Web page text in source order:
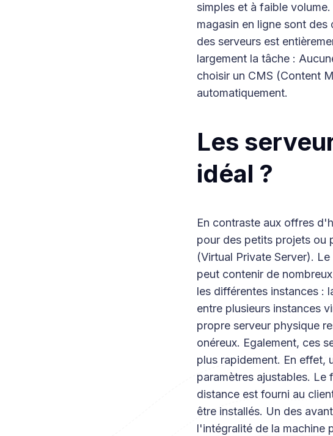
simples et à faible
magasin en ligne sont
des serveurs est
largement la tâche :
choisir un CMS (Content
automatiquement.
Les
idéal ?
En contraste aux offres
pour des petits projets ou
(Virtual Private Server).
peut contenir de
les différentes instances :
entre plusieurs instances
propre serveur physique
onéreux. Egalement, ces
plus rapidement. En effet,
paramètres ajustables.
distance est fourni au
être installés. Un des
l'intégralité de la machine